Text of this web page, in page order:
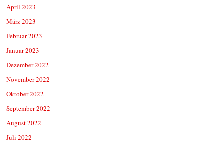
April 2023
März 2023
Februar 2023
Januar 2023
Dezember 2022
November 2022
Oktober 2022
September 2022
August 2022
Juli 2022